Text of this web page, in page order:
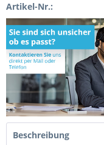
Artikel-Nr.:
Beschreibung